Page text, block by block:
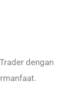
dengan